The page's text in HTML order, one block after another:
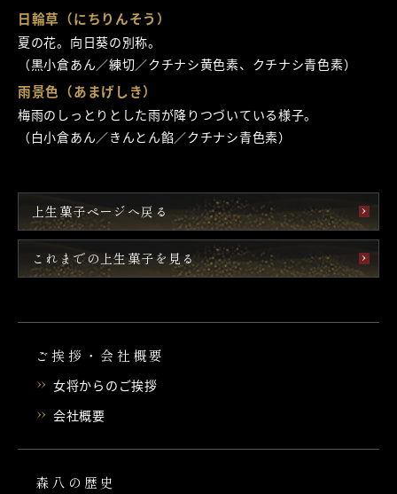
ご挨拶・会社概要
女将からのご挨拶
会社概要
森八の歴史
日輪草（にちりんそう）
夏の花。向日葵の別称。
（黒小倉あん／練切／クチナシ黄色素、クチナシ青色素）
雨景色（あまげしき）
梅雨のしっとりとした雨が降りつづいている様子。
（白小倉あん／きんとん餡／クチナシ青色素）
上生菓子ページへ戻る
これまでの上生菓子を見る